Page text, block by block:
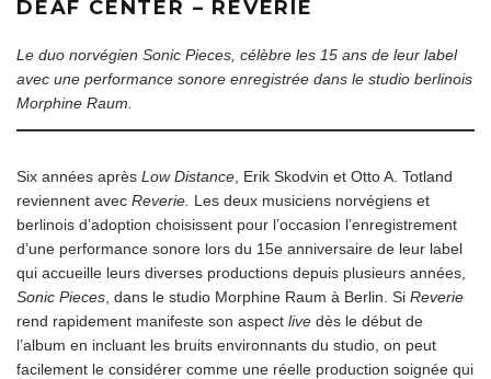
DEAF CENTER – REVERIE
Le duo norvégien Sonic Pieces, célèbre les 15 ans de leur label
avec une performance sonore enregistrée dans le studio berlinois
Morphine Raum.
Six années après Low Distance , Erik Skodvin et Otto A. Totland
reviennent avec Reverie. Les deux musiciens norvégiens et
berlinois d’adoption choisissent pour l’occasion l’enregistrement
d’une performance sonore lors du 15e anniversaire de leur label
qui accueille leurs diverses productions depuis plusieurs années,
Sonic Pieces , dans le studio Morphine Raum à Berlin. Si Reverie
rend rapidement manifeste son aspect live dès le début de
l’album en incluant les bruits environnants du studio, on peut
facilement le considérer comme une réelle production soignée qui